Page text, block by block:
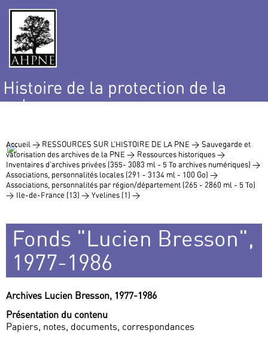
Histoire de la protection de la
nature
Accueil > RESSOURCES SUR L’HISTOIRE DE LA PNE > Sauvegarde et
valorisation des archives de la PNE > Ressources historiques >
Inventaires d’archives privées (355- 3083 ml - 5 To archives numériques) >
Associations, personnalités locales (291 - 3134 ml - 100 Go) >
Associations, personnalités par région/département (265 - 2860 ml - 5 To)
> Ile-de-France (13) > Yvelines (1) >
Fonds "Lucien Bresson",
1977-1986
Archives Lucien Bresson, 1977-1986
Présentation du contenu
Papiers, notes, documents, correspondances